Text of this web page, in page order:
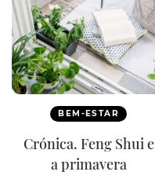
BEM-ESTAR
Crónica. Feng Shui e
a primavera